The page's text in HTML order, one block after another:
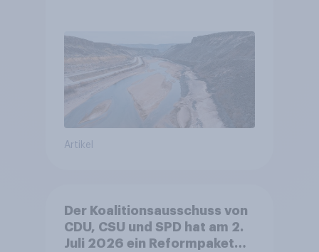
Artikel
Der Koalitionsausschuss von
CDU, CSU und SPD hat am 2.
Juli 2026 ein Reformpaket